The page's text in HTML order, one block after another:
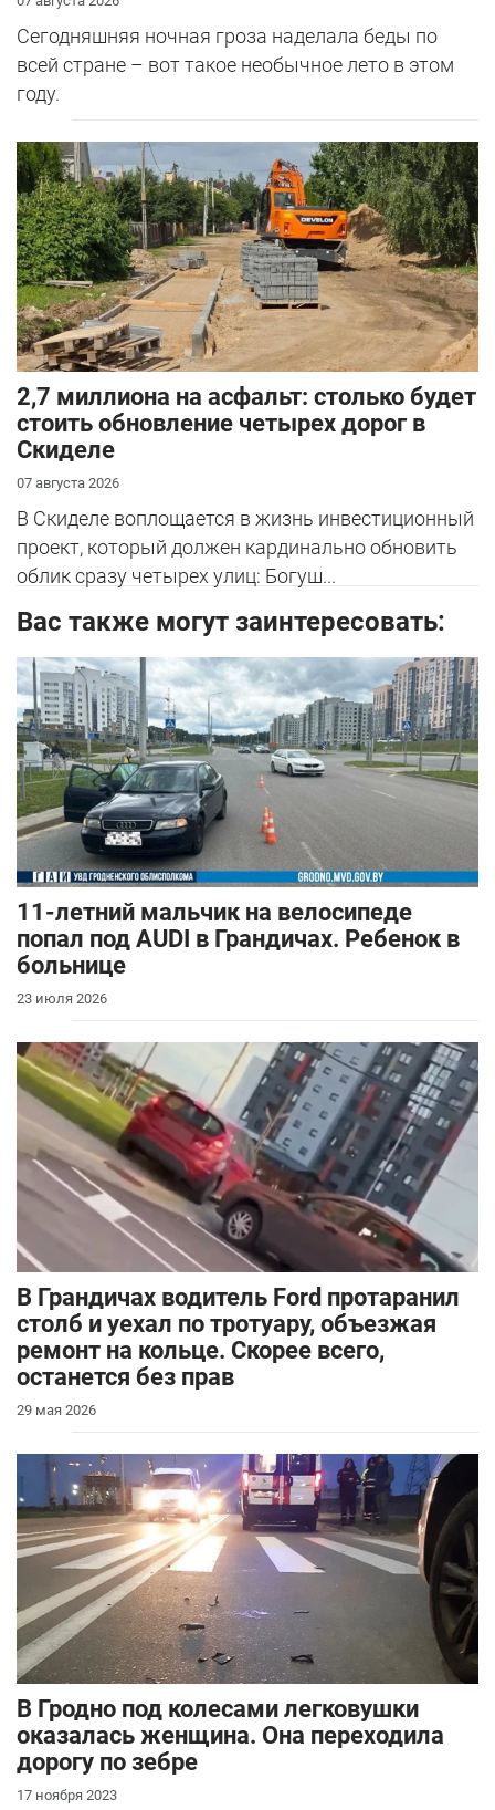
Сегодняшняя ночная гроза наделала беды по
всей стране – вот такое необычное лето в этом
году.
2,7 миллиона на асфальт: столько будет
стоить обновление четырех дорог в
Скиделе
07 августа 2026
В Скиделе воплощается в жизнь инвестиционный
проект, который должен кардинально обновить
облик сразу четырех улиц: Богуш...
Вас также могут заинтересовать:
11-летний мальчик на велосипеде
попал под AUDI в Грандичах. Ребенок в
больнице
23 июля 2026
В Грандичах водитель Ford протаранил
столб и уехал по тротуару, объезжая
ремонт на кольце. Скорее всего,
останется без прав
29 мая 2026
В Гродно под колесами легковушки
оказалась женщина. Она переходила
дорогу по зебре
17 ноября 2023